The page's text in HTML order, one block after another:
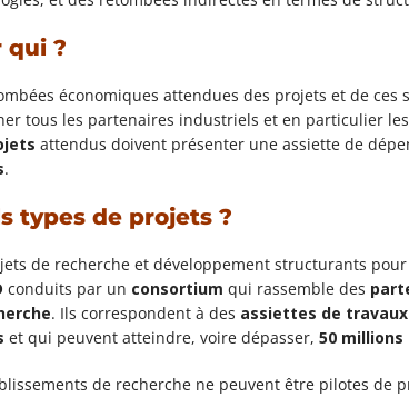
qui ?
économiques attendues des projets et de
tous les partenaires industriels et en particulier
attendus doivent présenter une assiette de
.
types de projets ?
de recherche et développement structurants
conduits par un consortium qui rassemble des
. Ils correspondent à des assiettes de travaux
et qui peuvent atteindre, voire dépasser, 50 millions
de recherche ne peuvent être pilotes de